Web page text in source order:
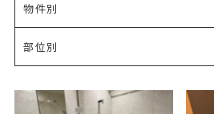
物件別
部位別